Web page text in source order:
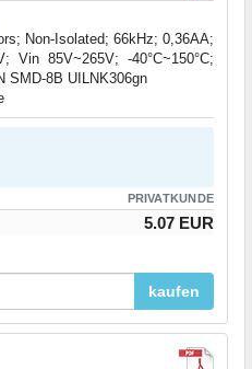
Non-Isolated; 66kHz; 0,36AA;
Vin 85V~265V; -40°C~150°C;
SMD-8B UILNK306gn
PRIVATKUNDE
5.07 EUR
kaufen